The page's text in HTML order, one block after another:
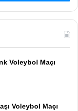
Voleybol Maçı
Voleybol Maçı